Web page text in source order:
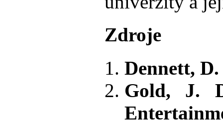
Zdroje
Dennett,
Gold, J.